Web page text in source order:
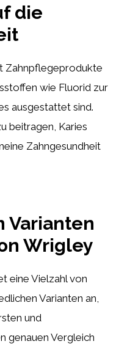
die
Zahnpflegeprodukte
wie Fluorid zur
ausgestattet sind.
beitragen, Karies
Zahngesundheit
Varianten
Wrigley
eine Vielzahl von
Varianten an,
und
genauen Vergleich